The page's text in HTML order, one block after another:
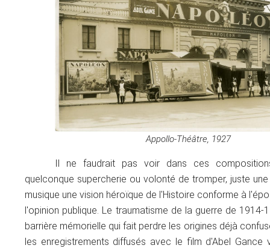
Appollo-Théâtre, 1927
Il ne faudrait pas voir dans ces
quelconque supercherie ou volonté de tromper, juste
musique une vision héroïque de l'Histoire conforme à
l'opinion publique. Le traumatisme de la guerre de 1914-
barrière mémorielle qui fait perdre les origines déjà
les enregistrements diffusés avec le film d'Abel Gance